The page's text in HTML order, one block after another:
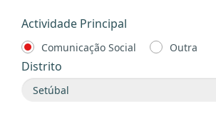
Actividade Principal
Comunicação Social Outra
Distrito